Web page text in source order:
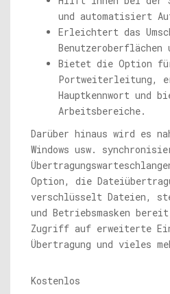
und automatisiert
Erleichtert das
Bietet die Option
Portweiterleitung,
Hauptkennwort und
Arbeitsbereiche.
Darüber hinaus wird es
Windows usw.
Option, die
verschlüsselt Dateien,
und Betriebsmasken
Zugriff auf erweiterte
Übertragung und vieles
Kostenlos